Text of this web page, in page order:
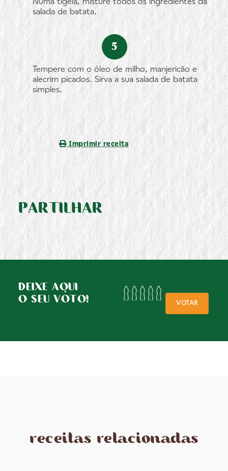
Numa tigela, misture todos os ingredientes da
salada de batata.
Tempere com o óleo de milho, manjericão e
alecrim picados. Sirva a sua salada de batata
simples.
Imprimir receita
PARTILHAR
DEIXE AQUI
O SEU VOTO!
VOTAR
receitas relacionadas